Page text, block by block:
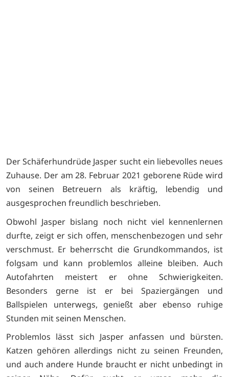
Der Schäferhundrüde Jasper sucht ein liebevolles neues
Zuhause. Der am 28. Februar 2021 geborene Rüde wird
von seinen Betreuern als kräftig, lebendig und
ausgesprochen freundlich beschrieben.
Obwohl Jasper bislang noch nicht viel kennenlernen
durfte, zeigt er sich offen, menschenbezogen und sehr
verschmust. Er beherrscht die Grundkommandos, ist
folgsam und kann problemlos alleine bleiben. Auch
Autofahrten meistert er ohne Schwierigkeiten.
Besonders gerne ist er bei Spaziergängen und
Ballspielen unterwegs, genießt aber ebenso ruhige
Stunden mit seinen Menschen.
Problemlos lässt sich Jasper anfassen und bürsten.
Katzen gehören allerdings nicht zu seinen Freunden,
und auch andere Hunde braucht er nicht unbedingt in